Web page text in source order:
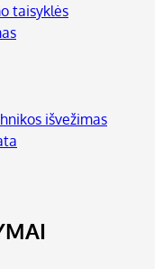
taisyklės
išvežimas